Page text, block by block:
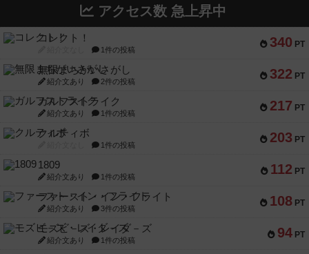
アクセス数 急上昇中
340 PT
コレクト！
1件の投稿
322 PT
無限まちがいさがし
紹介文あり 2件の投稿
217 PT
ガルフストライク
紹介文あり 1件の投稿
203 PT
クルティボ
1件の投稿
112 PT
1809
紹介文あり 1件の投稿
108 PT
ファースト・イン・フライト
紹介文あり 3件の投稿
94 PT
モズビ－ズ・レイダ－ズ
紹介文あり 1件の投稿